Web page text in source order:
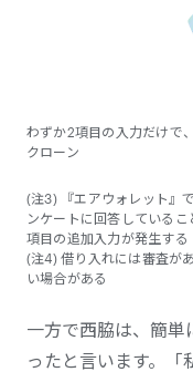
わずか2項目の入力だけで
クローン
(注3) 『エアウォレット』
ンケートに回答している
項目の追加入力が発生する
(注4) 借り入れには審査が
い場合がある
一方で西脇は、簡
ったと言います。「